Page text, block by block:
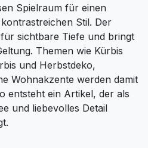
Spielraum für einen
Stil. Der
sichtbare Tiefe und bringt
Themen wie Kürbis
und Herbstdeko,
Wohnakzente werden damit
entsteht ein Artikel, der als
und liebevolles Detail